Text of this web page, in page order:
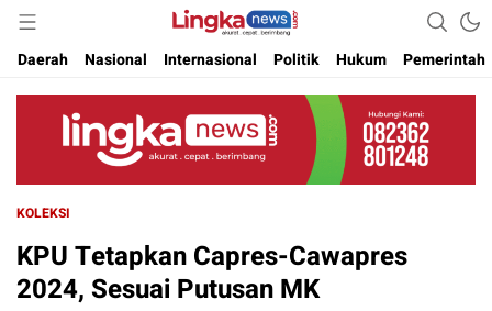
Lingkanews
Akurat. Cepat & Berimbang
Daerah
Nasional Internasional Politik Hukum Pemerintah
KOLEKSI
KPU Tetapkan Capres-Cawapres
2024, Sesuai Putusan MK